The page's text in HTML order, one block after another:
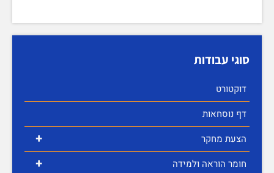
סוגי עבודות
דוקטורט
דף נוסחאות
+ הצעת מחקר
+
חומר הוראה ולמידה